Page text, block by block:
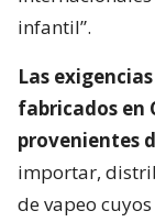
infantil”.
Las
fabricados en
provenientes
importar,
de vapeo